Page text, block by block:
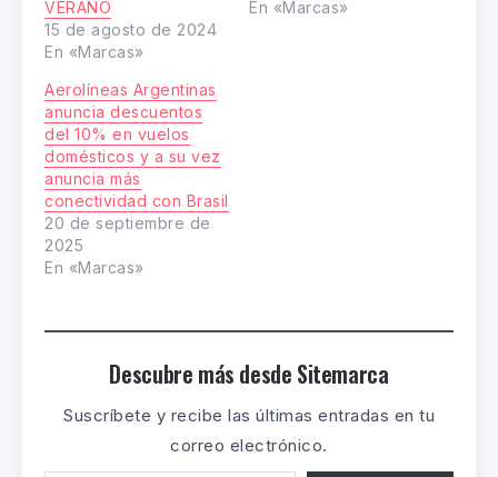
VERANO
15 de agosto de 2024
En «Marcas»
En «Marcas»
Aerolíneas Argentinas
anuncia descuentos
del 10% en vuelos
domésticos y a su vez
anuncia más
conectividad con Brasil
20 de septiembre de
2025
En «Marcas»
Descubre más desde Sitemarca
Suscríbete y recibe las últimas entradas en tu
correo electrónico.